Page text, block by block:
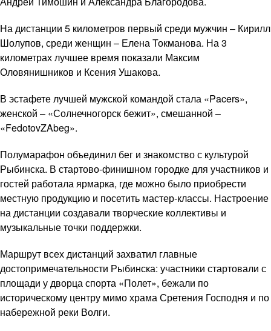
На дистанции 5 километров первый среди мужчин – Кирилл
Шолупов, среди женщин – Елена Токманова. На 3
километрах лучшее время показали Максим
Оловянишников и Ксения Ушакова.
В эстафете лучшей мужской командой стала «Pacers»,
женской – «Солнечногорск бежит», смешанной –
«FedotovZAbeg».
Полумарафон объединил бег и знакомство с культурой
Рыбинска. В стартово-финишном городке для участников и
гостей работала ярмарка, где можно было приобрести
местную продукцию и посетить мастер-классы. Настроение
на дистанции создавали творческие коллективы и
музыкальные точки поддержки.
Маршрут всех дистанций захватил главные
достопримечательности Рыбинска: участники стартовали с
площади у дворца спорта «Полет», бежали по
историческому центру мимо храма Сретения Господня и по
набережной реки Волги.